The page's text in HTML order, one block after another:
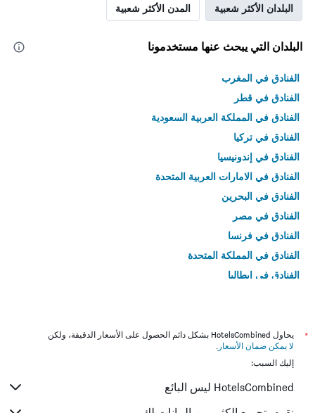
البلدان الأكثر شعبية المدن الأكثر شعبية
البلدان التي يبحث عنها مستخدمونا
الفنادق في المغرب
الفنادق في قطر
الفنادق في المملكة العربية السعودية
الفنادق في تركيا
الفنادق في إندونيسيا
الفنادق في الامارات العربية المتحدة
الفنادق في البحرين
الفنادق في مصر
الفنادق في فرنسا
الفنادق في المملكة المتحدة
الفنادق في إيطاليا
*
يحاول HotelsCombined بشكل دائم الحصول على الأسعار الدقيقة، ولكن
لا يمكن ضمان الأسعار .
إليك السبب:
HotelsCombined ليس البائع